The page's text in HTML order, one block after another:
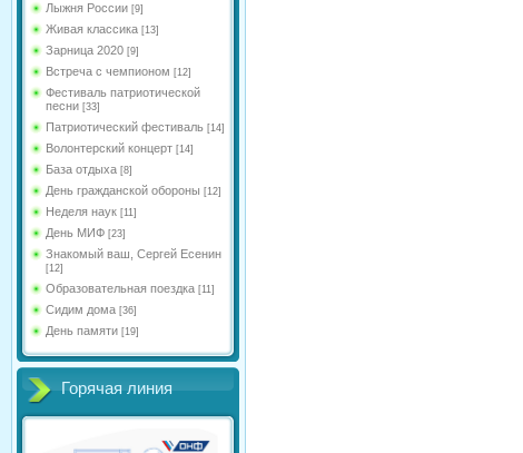
Лыжня России [9]
Живая классика [13]
Зарница 2020 [9]
Встреча с чемпионом [12]
Фестиваль патриотической
песни [33]
Патриотический фестиваль [14]
Волонтерский концерт [14]
База отдыха [8]
День гражданской обороны [12]
Неделя наук [11]
День МИФ [23]
Знакомый ваш, Сергей Есенин
[12]
Образовательная поездка [11]
Сидим дома [36]
День памяти [19]
Горячая линия